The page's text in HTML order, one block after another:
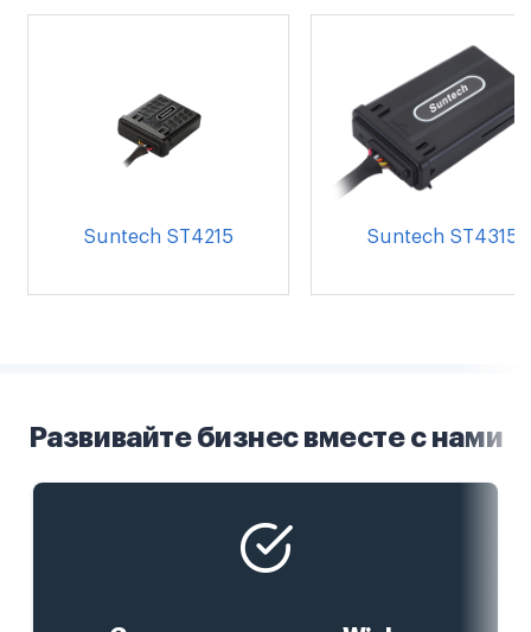
Suntech ST4215 Suntech ST4315
Развивайте бизнес вместе с нами